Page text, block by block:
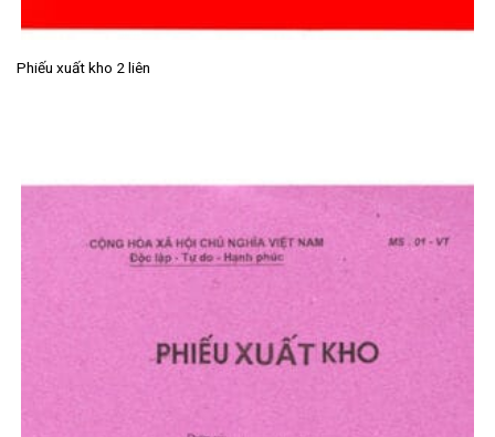
Phiếu xuất kho 2 liên